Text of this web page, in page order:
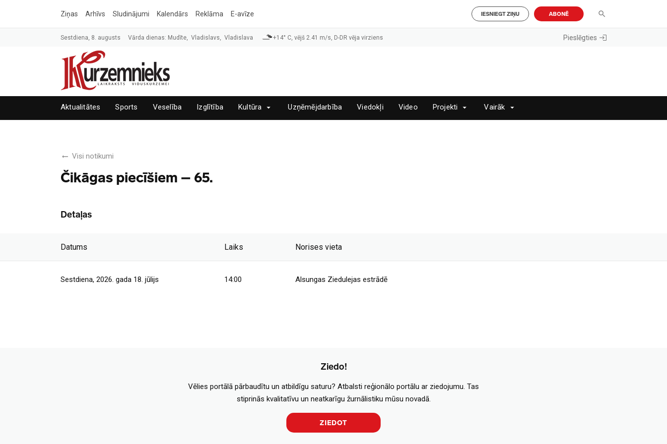
Ziņas Arhīvs Sludinājumi Kalendārs Reklāma E-avīze IESNIEGT ZIŅU ABONĒ
Sestdiena, 8. augusts Vārda dienas: Mudīte, Vladislavs, Vladislava +14° C, vējš 2.41 m/s, D-DR vēja virziens Pieslēgties
Aktualitātes Sports Veselība Izglītība Kultūra Uzņēmējdarbība Viedokļi Video Projekti Vairāk
Visi notikumi
Čikāgas piecīšiem – 65.
Detaļas
Datums Laiks Norises vieta
Sestdiena, 2026. gada 18. jūlijs 14:00 Alsungas Ziedulejas estrādē
Ziedo!
Vēlies portālā pārbaudītu un atbildīgu saturu? Atbalsti reģionālo portālu ar ziedojumu. Tas
stiprinās kvalitatīvu un neatkarīgu žurnālistiku mūsu novadā.
ZIEDOT